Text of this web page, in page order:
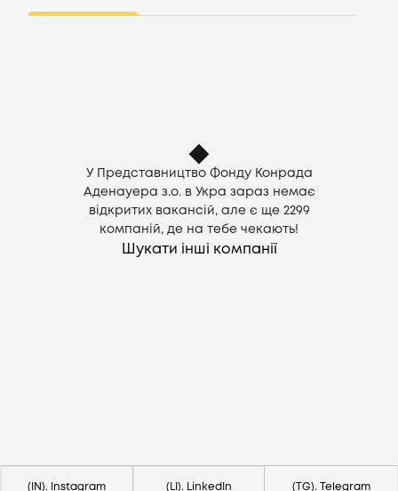
У Представництво Фонду Конрада
Аденауера з.о. в Укра зараз немає
відкритих вакансій, але є ще 2299
компаній, де на тебе чекають!
Шукати інші компанії
(IN). Instagram (LI). LinkedIn (TG). Telegram